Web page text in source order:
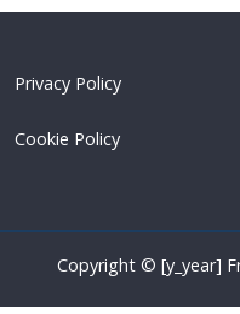
Privacy Policy
Cookie Policy
Copyright © [y_year]